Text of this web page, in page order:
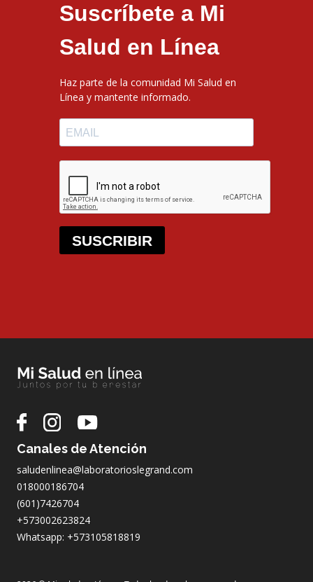
Suscríbete a Mi
Salud en Línea
Haz parte de la comunidad Mi Salud en
Línea y mantente informado.
SUSCRIBIR
Canales de Atención
saludenlinea@laboratorioslegrand.com
018000186704
(601)7426704
+573002623824
Whatsapp: +573105818819